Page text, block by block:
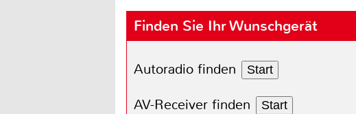
Finden Sie Ihr Wunschgerät
Autoradio finden Start
AV-Receiver finden Start